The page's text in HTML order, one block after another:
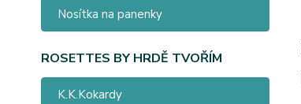
Nosítka na panenky
ROSETTES BY HRDĚ TVOŘÍM
K.K.Kokardy